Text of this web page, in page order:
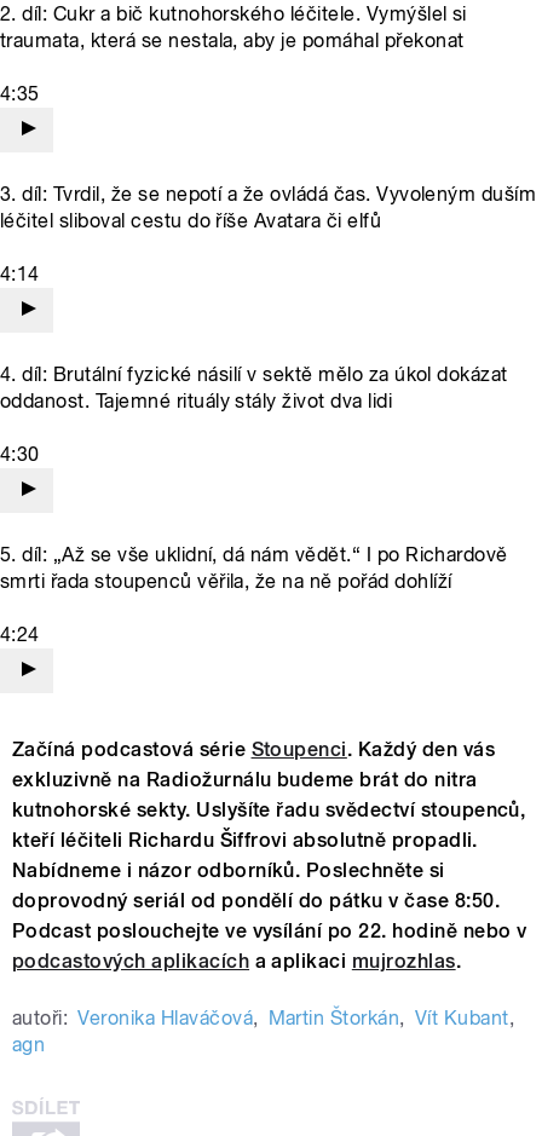
2. díl: Cukr a bič kutnohorského léčitele. Vymýšlel si
traumata, která se nestala, aby je pomáhal překonat
4:35
3. díl: Tvrdil, že se nepotí a že ovládá čas. Vyvoleným duším
léčitel sliboval cestu do říše Avatara či elfů
4:14
4. díl: Brutální fyzické násilí v sektě mělo za úkol dokázat
oddanost. Tajemné rituály stály život dva lidi
4:30
5. díl: „Až se vše uklidní, dá nám vědět.“ I po Richardově
smrti řada stoupenců věřila, že na ně pořád dohlíží
4:24
Začíná podcastová série Stoupenci. Každý den vás
exkluzivně na Radiožurnálu budeme brát do nitra
kutnohorské sekty. Uslyšíte řadu svědectví stoupenců,
kteří léčiteli Richardu Šiffrovi absolutně propadli.
Nabídneme i názor odborníků. Poslechněte si
doprovodný seriál od pondělí do pátku v čase 8:50.
Podcast poslouchejte ve vysílání po 22. hodině nebo v
podcastových aplikacích a aplikaci mujrozhlas.
autoři: Veronika Hlaváčová, Martin Štorkán, Vít Kubant,
agn